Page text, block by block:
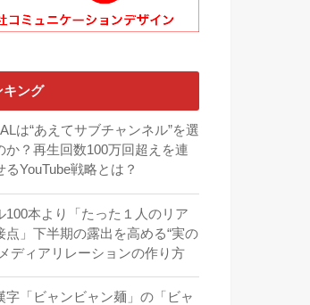
キング
は“あえてサブチャンネル”を選
か？再生回数100万回超えを連
るYouTube戦略とは？
100本より「たった１人のリア
点」下半期の露出を高める“実の
ディアリレーションの作り方
字「ビャンビャン麺」の「ビャ